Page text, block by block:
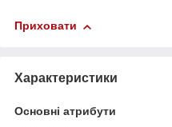
Приховати
Характеристики
Основні атрибути